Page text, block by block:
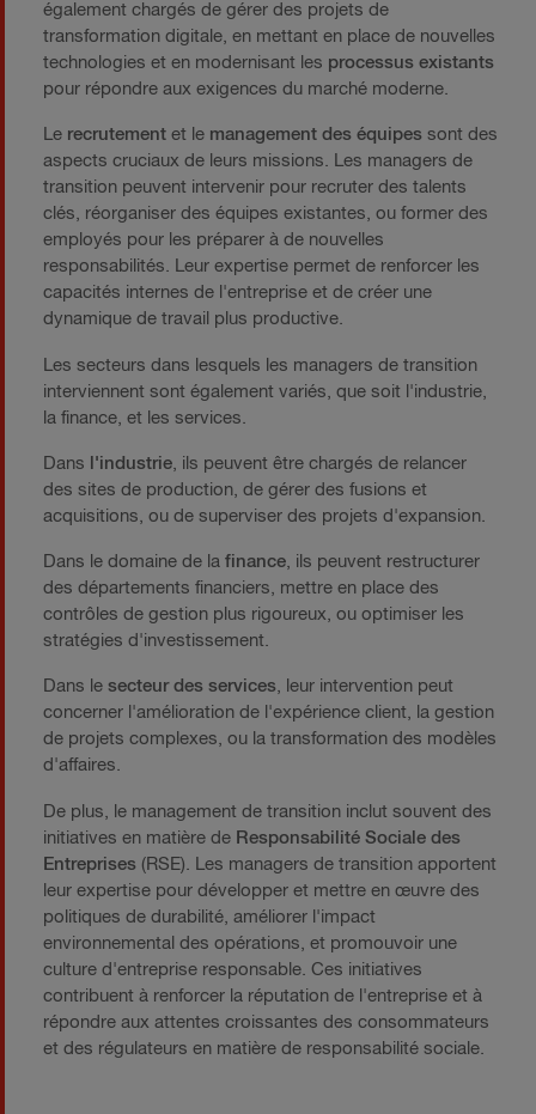
également chargés de gérer des projets de
transformation digitale, en mettant en place de nouvelles
technologies et en modernisant les processus existants
pour répondre aux exigences du marché moderne.
Le recrutement et le management des équipes sont des
aspects cruciaux de leurs missions. Les managers de
transition peuvent intervenir pour recruter des talents
clés, réorganiser des équipes existantes, ou former des
employés pour les préparer à de nouvelles
responsabilités. Leur expertise permet de renforcer les
capacités internes de l'entreprise et de créer une
dynamique de travail plus productive.
Les secteurs dans lesquels les managers de transition
interviennent sont également variés, que soit l'industrie,
la finance, et les services.
Dans l'industrie , ils peuvent être chargés de relancer
des sites de production, de gérer des fusions et
acquisitions, ou de superviser des projets d'expansion.
Dans le domaine de la finance, ils peuvent restructurer
des départements financiers, mettre en place des
contrôles de gestion plus rigoureux, ou optimiser les
stratégies d'investissement.
Dans le secteur des services, leur intervention peut
concerner l'amélioration de l'expérience client, la gestion
de projets complexes, ou la transformation des modèles
d'affaires.
De plus, le management de transition inclut souvent des
initiatives en matière de Responsabilité Sociale des
Entreprises (RSE). Les managers de transition apportent
leur expertise pour développer et mettre en œuvre des
politiques de durabilité, améliorer l'impact
environnemental des opérations, et promouvoir une
culture d'entreprise responsable. Ces initiatives
contribuent à renforcer la réputation de l'entreprise et à
répondre aux attentes croissantes des consommateurs
et des régulateurs en matière de responsabilité sociale.